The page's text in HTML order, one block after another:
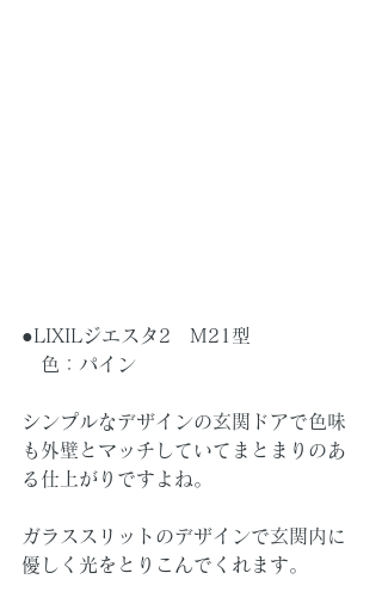
●LIXILジエスタ2　M21型
色：パイン
シンプルなデザインの玄関ドアで色味
も外壁とマッチしていてまとまりのあ
る仕上がりですよね。
ガラススリットのデザインで玄関内に
優しく光をとりこんでくれます。